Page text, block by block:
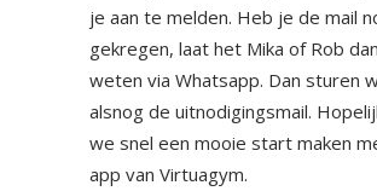
je aan te melden. Heb je de mail
gekregen, laat het Mika of Rob
weten via Whatsapp. Dan sturen
alsnog de uitnodigingsmail.
we snel een mooie start maken
app van Virtuagym.